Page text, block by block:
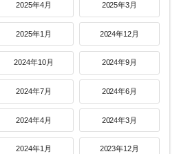
2025年4月 2025年3月
2025年1月 2024年12月
2024年10月 2024年9月
2024年7月 2024年6月
2024年4月 2024年3月
2024年1月 2023年12月